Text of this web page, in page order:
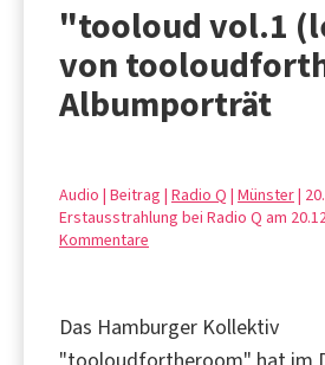
"tooloud vol.1
von
Albumporträt
Audio | Beitrag | Radio Q | Münster|
Erstausstrahlung bei Radio Q am
Kommentare
Das Hamburger Kollektiv